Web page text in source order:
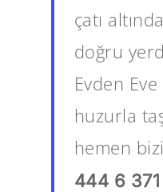
çatı
doğru
Evden
huzurla
hemen
444 6 371